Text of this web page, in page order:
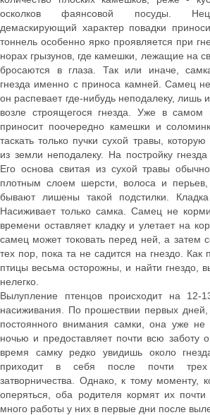
осколков фаянсовой посуды.
демаскирующий характер повадки
тоннель особенно ярко проявляется при
норах грызунов, где камешки, лежащие на
бросаются в глаза. Так или иначе,
гнезда именно с приноса камней. Самец
он распевает где-нибудь неподалеку, лишь
возле строящегося гнезда. Уже в самом
приносит поочередно камешки и
таскать только пучки сухой травы,
из земли неподалеку. На постройку
Его основа свитая из сухой травы
плотным слоем шерсти, волоса и перьев,
бывают лишены такой подстилки.
Насиживает только самка. Самец не
времени оставляет кладку и улетает на
самец может токовать перед ней, а затем
тех пор, пока та не садится на гнездо. Как
птицы весьма осторожны, и найти гнездо,
нелегко.
Вылупление птенцов происходит на 12-
насиживания. По прошествии первых дней,
постоянного внимания самки, она уже
ночью и предоставляет почти всю заботу
время самку редко увидишь около
приходит в себя после почти трех
затворничества. Однако, к тому моменту,
оперяться, оба родителя кормят их
много работы у них в первые дни после